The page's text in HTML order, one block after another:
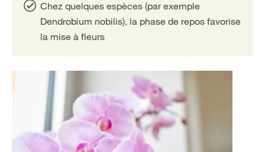
Chez quelques espèces (par exemple
Dendrobium nobilis), la phase de repos favorise
la mise à fleurs